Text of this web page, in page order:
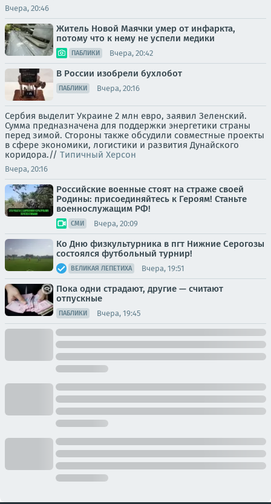
Вчера, 20:46
Житель Новой Маячки умер от инфаркта,
потому что к нему не успели медики
ПАБЛИКИ Вчера, 20:42
В России изобрели бухлобот
ПАБЛИКИ Вчера, 20:16
Сербия выделит Украине 2 млн евро, заявил Зеленский.
Сумма предназначена для поддержки энергетики страны
перед зимой. Стороны также обсудили совместные проекты
в сфере экономики, логистики и развития Дунайского
коридора.// Типичный Херсон
Вчера, 20:16
Российские военные стоят на страже своей
Родины: присоединяйтесь к Героям! Станьте
военнослужащим РФ!
СМИ Вчера, 20:09
Ко Дню физкультурника в пгт Нижние Серогозы
состоялся футбольный турнир!
ВЕЛИКАЯ ЛЕПЕТИХА Вчера, 19:51
Пока одни страдают, другие — считают
отпускные
ПАБЛИКИ Вчера, 19:45